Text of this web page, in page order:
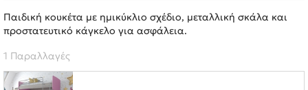
Παιδική κουκέτα με ημικύκλιο σχέδιο, μεταλλική σκάλα και
προστατευτικό κάγκελο για ασφάλεια.
1 Παραλλαγές